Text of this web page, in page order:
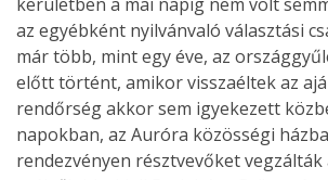
az egyébként nyilvánvaló választási
már több, mint egy éve, az
előtt történt, amikor visszaéltek az
rendőrség akkor sem igyekezett
napokban, az Auróra közösségi
rendezvényen résztvevőket vegzálták